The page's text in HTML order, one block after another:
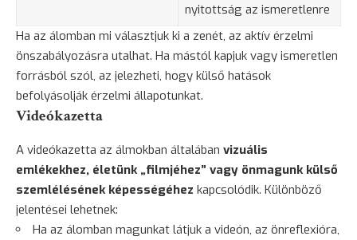
nyitottság az ismeretlenre
Ha az álomban mi választjuk ki a zenét, az aktív érzelmi
önszabályozásra utalhat. Ha mástól kapjuk vagy ismeretlen
forrásból szól, az jelezheti, hogy külső hatások
befolyásolják érzelmi állapotunkat.
Videókazetta
A videókazetta az álmokban általában vizuális
emlékekhez, életünk „filmjéhez” vagy önmagunk külső
szemlélésének képességéhez kapcsolódik. Különböző
jelentései lehetnek:
Ha az álomban magunkat látjuk a videón, az önreflexióra,